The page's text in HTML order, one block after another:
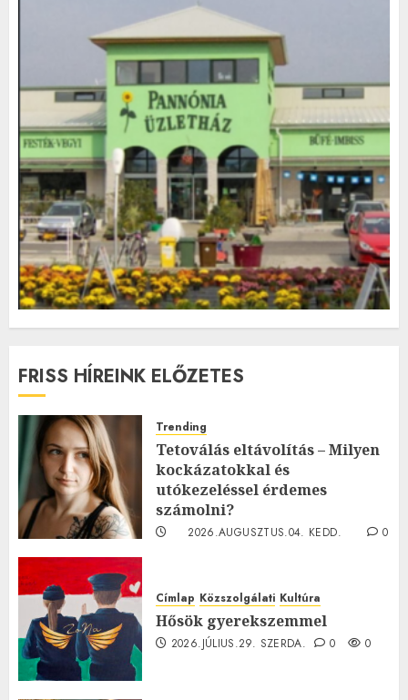
FRISS HÍREINK ELŐZETES
Trending
Tetoválás eltávolítás – Milyen
kockázatokkal és
utókezeléssel érdemes
számolni?
2026.AUGUSZTUS.04. KEDD.
0
Címlap Közszolgálati Kultúra
Hősök gyerekszemmel
2026.JÚLIUS.29. SZERDA. 0 0